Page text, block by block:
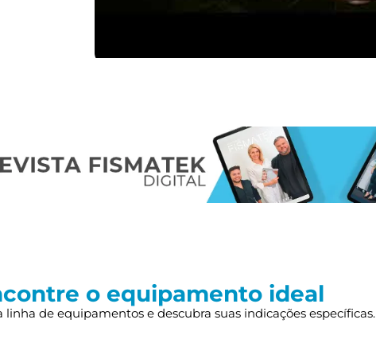
o equipamento ideal
linha de equipamentos e descubra suas indicações específicas.